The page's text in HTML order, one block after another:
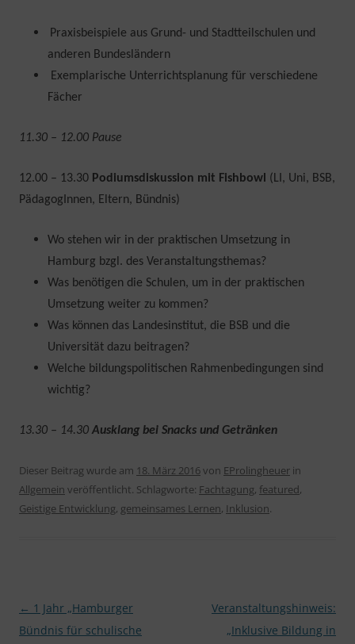
Praxisbeispiele aus Grund- und Stadtteilschulen und
anderen Bundesländern
Exemplarische Unterrichtsplanung für verschiedene
Fächer
11.30 – 12.00 Pause
12.00 – 13.30 Podiumsdiskussion mit Fishbowl (LI, Uni, BSB,
PädagogInnen, Eltern, Bündnis)
Wo stehen wir in der praktischen Umsetzung in
Hamburg bzgl. des Veranstaltungsthemas?
Was benötigen die Schulen, um in der praktischen
Umsetzung weiter zu kommen?
Was können das Landesinstitut, die BSB und die
Universität dazu beitragen?
Welche bildungspolitischen Rahmenbedingungen sind
wichtig?
13.30 – 14.30 Ausklang bei Snacks und Getränken
Dieser Beitrag wurde am 18. März 2016von EProlingheuer in
Allgemein veröffentlicht. Schlagworte: Fachtagung, featured,
Geistige Entwicklung, gemeinsames Lernen, Inklusion.
Beitragsnavigation
← 1 Jahr „Hamburger
Bündnis für schulische
Veranstaltungshinweis:
„Inklusive Bildung in